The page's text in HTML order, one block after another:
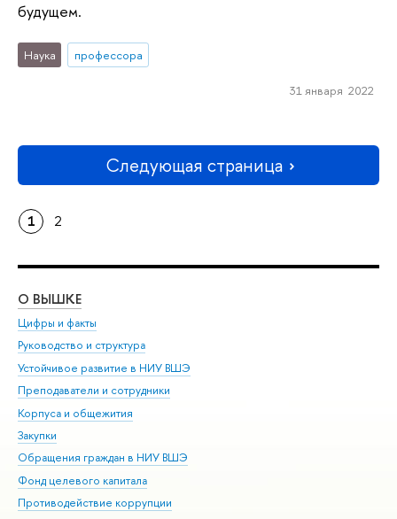
будущем.
Наука профессора
31 января 2022
Следующая страница
1 2
О ВЫШКЕ
Цифры и факты
Руководство и структура
Устойчивое развитие в НИУ ВШЭ
Преподаватели и сотрудники
Корпуса и общежития
Закупки
Обращения граждан в НИУ ВШЭ
Фонд целевого капитала
Противодействие коррупции